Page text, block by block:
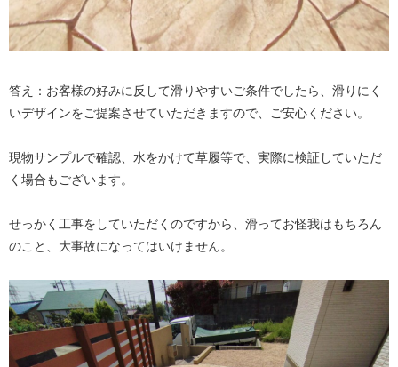
答え：お客様の好みに反して滑りやすいご条件でしたら、滑りにく
いデザインをご提案させていただきますので、ご安心ください。
現物サンプルで確認、水をかけて草履等で、実際に検証していただ
く場合もございます。
せっかく工事をしていただくのですから、滑ってお怪我はもちろん
のこと、大事故になってはいけません。